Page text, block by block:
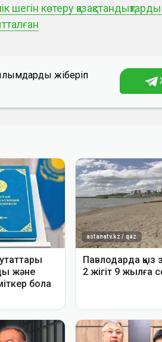
шегін көтеру
жіберіп